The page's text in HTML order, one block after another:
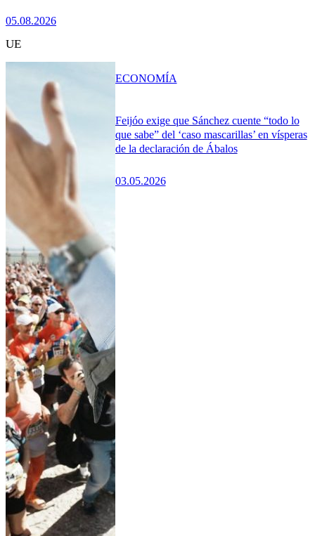
05.08.2026
UE
Feijóo exige que Sánchez cuente “todo lo
que sabe” del ‘caso mascarillas’ en vísperas
de la declaración de Ábalos
03.05.2026
ECONOMÍA